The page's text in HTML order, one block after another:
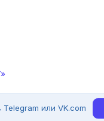
или VK.com